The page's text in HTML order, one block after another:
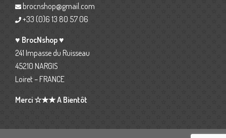
brocnshop@gmail.com
+33 (0)6 13 80 57 06
♥ BrocNshop ♥
241 Impasse du Ruisseau
45210 NARGIS
Loiret – FRANCE
Merci ☆★★ A Bientôt